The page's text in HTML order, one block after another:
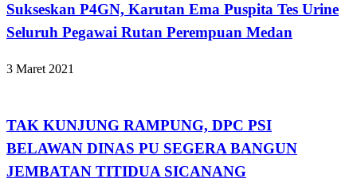
Sukseskan P4GN, Karutan Ema Puspita Tes Urine
Seluruh Pegawai Rutan Perempuan Medan
3 Maret 2021
TAK KUNJUNG RAMPUNG, DPC PSI
BELAWAN DINAS PU SEGERA BANGUN
JEMBATAN TITIDUA SICANANG